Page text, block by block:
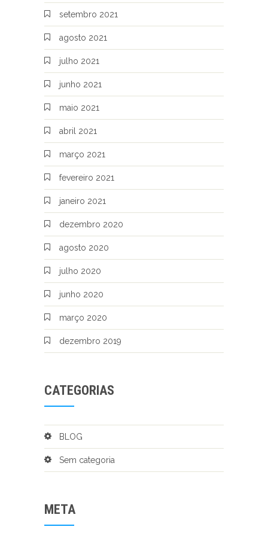
setembro 2021
agosto 2021
julho 2021
junho 2021
maio 2021
abril 2021
março 2021
fevereiro 2021
janeiro 2021
dezembro 2020
agosto 2020
julho 2020
junho 2020
março 2020
dezembro 2019
CATEGORIAS
BLOG
Sem categoria
META